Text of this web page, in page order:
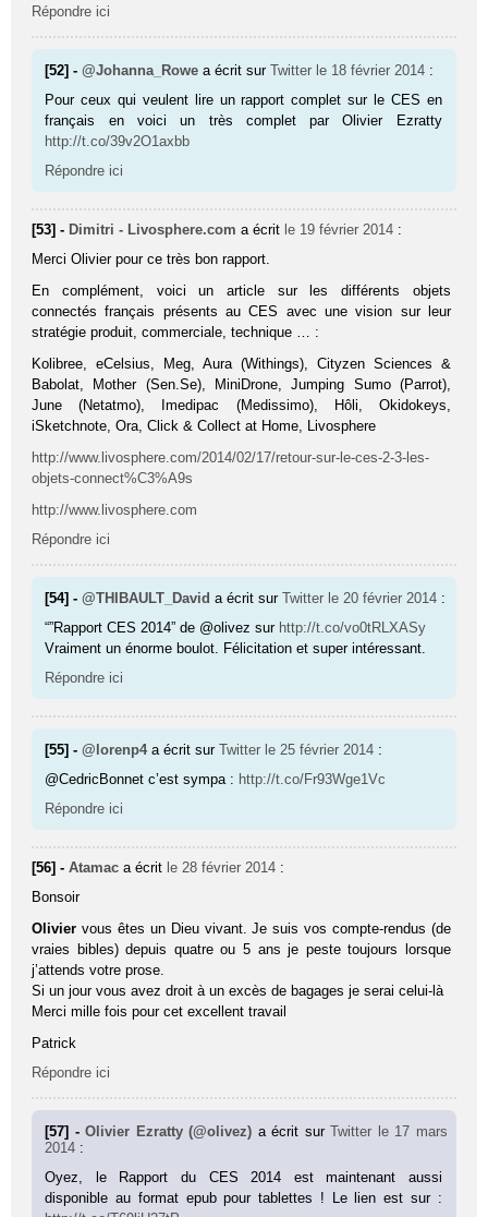
Répondre ici
[52] -@Johanna_Rowe a écrit surTwitter le 18 février 2014 :
Pour ceux qui veulent lire un rapport complet sur le CES en
français en voici un très complet par Olivier Ezratty
http://t.co/39v2O1axbb
Répondre ici
[53] - Dimitri - Livosphere.com a écrit le 19 février 2014 :
Merci Olivier pour ce très bon rapport.
En complément, voici un article sur les différents objets
connectés français présents au CES avec une vision sur leur
stratégie produit, commerciale, technique … :
Kolibree, eCelsius, Meg, Aura (Withings), Cityzen Sciences &
Babolat, Mother (Sen.Se), MiniDrone, Jumping Sumo (Parrot),
June (Netatmo), Imedipac (Medissimo), Hôli, Okidokeys,
iSketchnote, Ora, Click & Collect at Home, Livosphere
http://www.livosphere.com/2014/02/17/retour-sur-le-ces-2-3-les-
objets-connect%C3%A9s
http://www.livosphere.com
Répondre ici
[54] -@THIBAULT_David a écrit surTwitter le 20 février 2014 :
“”Rapport CES 2014” de @olivez sur http://t.co/vo0tRLXASy
Vraiment un énorme boulot. Félicitation et super intéressant.
Répondre ici
[55] -@lorenp4 a écrit surTwitter le 25 février 2014 :
@CedricBonnet c’est sympa : http://t.co/Fr93Wge1Vc
Répondre ici
[56] -Atamac a écrit le 28 février 2014 :
Bonsoir
Olivier vous êtes un Dieu vivant. Je suis vos compte-rendus (de
vraies bibles) depuis quatre ou 5 ans je peste toujours lorsque
j’attends votre prose.
Si un jour vous avez droit à un excès de bagages je serai celui-là
Merci mille fois pour cet excellent travail
Patrick
Répondre ici
[57] -Olivier Ezratty (@olivez) a écrit surTwitter le 17 mars
2014 :
Oyez, le Rapport du CES 2014 est maintenant aussi
disponible au format epub pour tablettes ! Le lien est sur :